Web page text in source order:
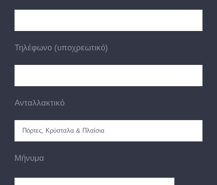
Τηλέφωνο (υποχρεωτικό)
Ανταλλακτικό
Μήνυμα